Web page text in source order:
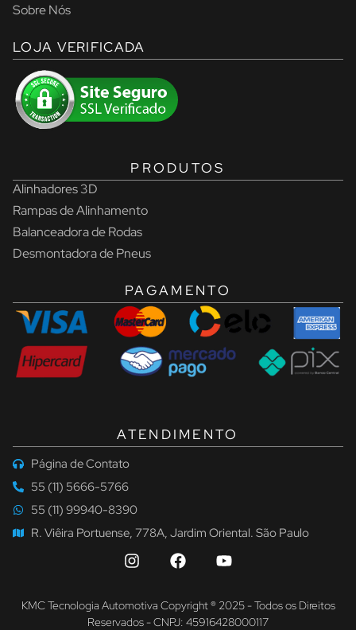
Sobre Nós
LOJA VERIFICADA
PRODUTOS
Alinhadores 3D
Rampas de Alinhamento
Balanceadora de Rodas
Desmontadora de Pneus
PAGAMENTO
ATENDIMENTO
Página de Contato
55 (11) 5666-5766
55 (11) 99940-8390
R. Viêira Portuense, 778A, Jardim Oriental. São Paulo
KMC Tecnologia Automotiva Copyright ® 2025 - Todos os Direitos
Reservados - CNPJ: 45916428000117